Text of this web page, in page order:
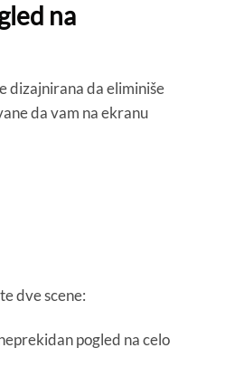
na
dizajnirana da eliminiše
da vam na ekranu
dve scene:
pogled na celo